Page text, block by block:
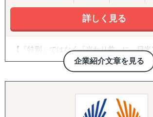
る」
などいったお悩みを抱えています。こうい
業のご担当者は、ぜひ一度、アクシアマ
東南アジアや中国、韓国、インドをはじ
いった幅広い国・地域での調査実績があり
特化している弊社が、貴社の海外事業の
走支援させていただきます。
【主要サービスメニュー】
詳しく見る
企業紹介文章を見る
【「特別」ではなく「当たり前」に。日
ぐ、伴走型の海外進出支援】
株式会社グロスペリティは、**「海外進出
別"ではなく"当たり前"にする」**ことをミ
げ、日本企業の海外展開を構想段階から実
ズまで一気通貫で支援する海外ビジネス支